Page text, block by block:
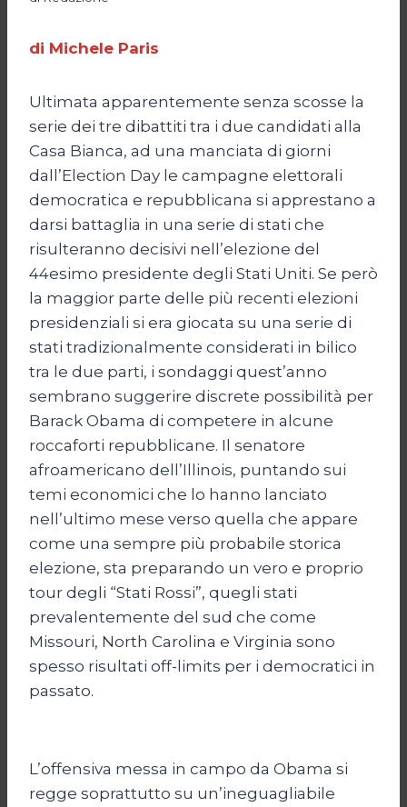
di Michele Paris
Ultimata apparentemente senza scosse la
serie dei tre dibattiti tra i due candidati alla
Casa Bianca, ad una manciata di giorni
dall’Election Day le campagne elettorali
democratica e repubblicana si apprestano a
darsi battaglia in una serie di stati che
risulteranno decisivi nell’elezione del
44esimo presidente degli Stati Uniti. Se però
la maggior parte delle più recenti elezioni
presidenziali si era giocata su una serie di
stati tradizionalmente considerati in bilico
tra le due parti, i sondaggi quest’anno
sembrano suggerire discrete possibilità per
Barack Obama di competere in alcune
roccaforti repubblicane. Il senatore
afroamericano dell’Illinois, puntando sui
temi economici che lo hanno lanciato
nell’ultimo mese verso quella che appare
come una sempre più probabile storica
elezione, sta preparando un vero e proprio
tour degli “Stati Rossi”, quegli stati
prevalentemente del sud che come
Missouri, North Carolina e Virginia sono
spesso risultati off-limits per i democratici in
passato.
L’offensiva messa in campo da Obama si
regge soprattutto su un’ineguagliabile